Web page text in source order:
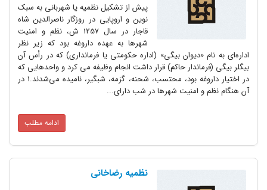
پیش از تشکیل نظمیه یا شهربانی به سبک
نوین و اروپایی در روزگار ناصرالدین شاه
قاجار در سال 1257 ش، نظم و امنیت
شهرها به عهده داروغه بود که زیر نظر
«دیوان بیگی» (اداره حکومتی یا فرمانداری) که در رأس آن
حاکم) قرار داشت انجام وظیفه می‌ کرد و واحدهایی که
در اختیار داروغه بود، محتسب، شحنه، گزمه، شبگیر، نامیده می‌شدند.1 در
و امنیت شهرها در شب دارای...
نظمیه رضاخانی